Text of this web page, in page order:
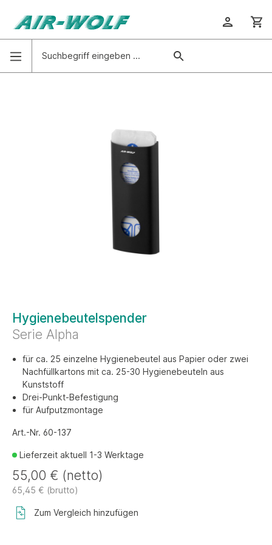
Hygienebeutelspender
Serie Alpha
für ca. 25 einzelne Hygienebeutel aus Papier oder zwei
Nachfüllkartons mit ca. 25-30 Hygienebeuteln aus
Kunststoff
Drei-Punkt-Befestigung
für Aufputzmontage
Art.-Nr. 60-137
Lieferzeit aktuell 1-3 Werktage
55,00 € (netto)
65,45 € (brutto)
Zum Vergleich hinzufügen